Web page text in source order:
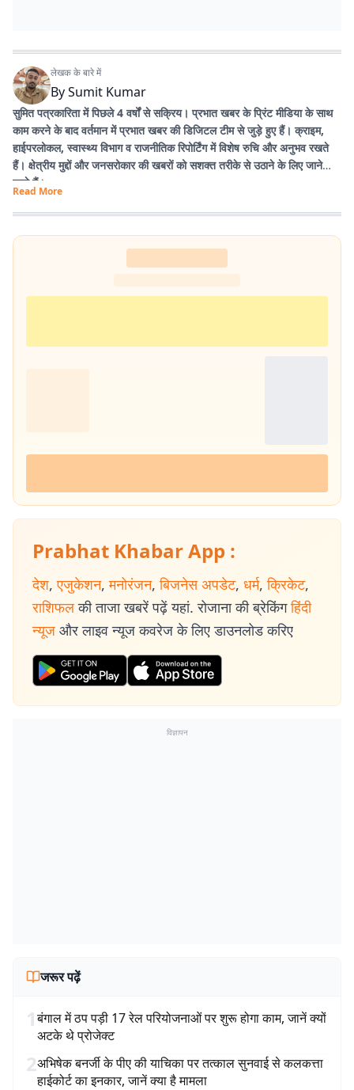
लेखक के बारे में
BySumit Kumar
सुमित पत्रकारिता में पिछले 4 वर्षों से सक्रिय। प्रभात खबर के प्रिंट मीडिया के साथ
काम करने के बाद वर्तमान में प्रभात खबर की डिजिटल टीम से जुड़े हुए हैं। क्राइम,
हाईपरलोकल, स्वास्थ्य विभाग व राजनीतिक रिपोर्टिंग में विशेष रुचि और अनुभव रखते
हैं। क्षेत्रीय मुद्दों और जनसरोकार की खबरों को सशक्त तरीके से उठाने के लिए जाने
जाते हैं।
Read More
Prabhat Khabar App :
देश, एजुकेशन, मनोरंजन, बिजनेस अपडेट, धर्म, क्रिकेट,
राशिफल की ताजा खबरें पढ़ें यहां. रोजाना की ब्रेकिंग हिंदी
न्यूज और लाइव न्यूज कवरेज के लिए डाउनलोड करिए
विज्ञापन
जरूर पढ़ें
1बंगाल में ठप पड़ी 17 रेल परियोजनाओं पर शुरू होगा काम, जानें क्यों
अटके थे प्रोजेक्ट
2अभिषेक बनर्जी के पीए की याचिका पर तत्काल सुनवाई से कलकत्ता
हाईकोर्ट का इनकार, जानें क्या है मामला